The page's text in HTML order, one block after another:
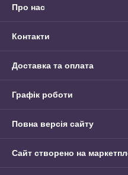
Про нас
Контакти
Доставка та оплата
Графік роботи
Повна версія сайту
Сайт створено на